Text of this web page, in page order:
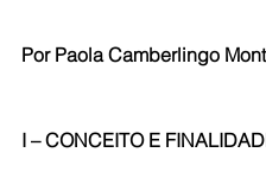
Por Paola Camberlingo
I – CONCEITO E